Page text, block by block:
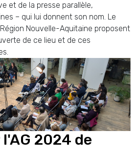
et de la presse parallèle,
– qui lui donnent son nom. Le
Nouvelle-Aquitaine proposent
de ce lieu et de ces
2024 de